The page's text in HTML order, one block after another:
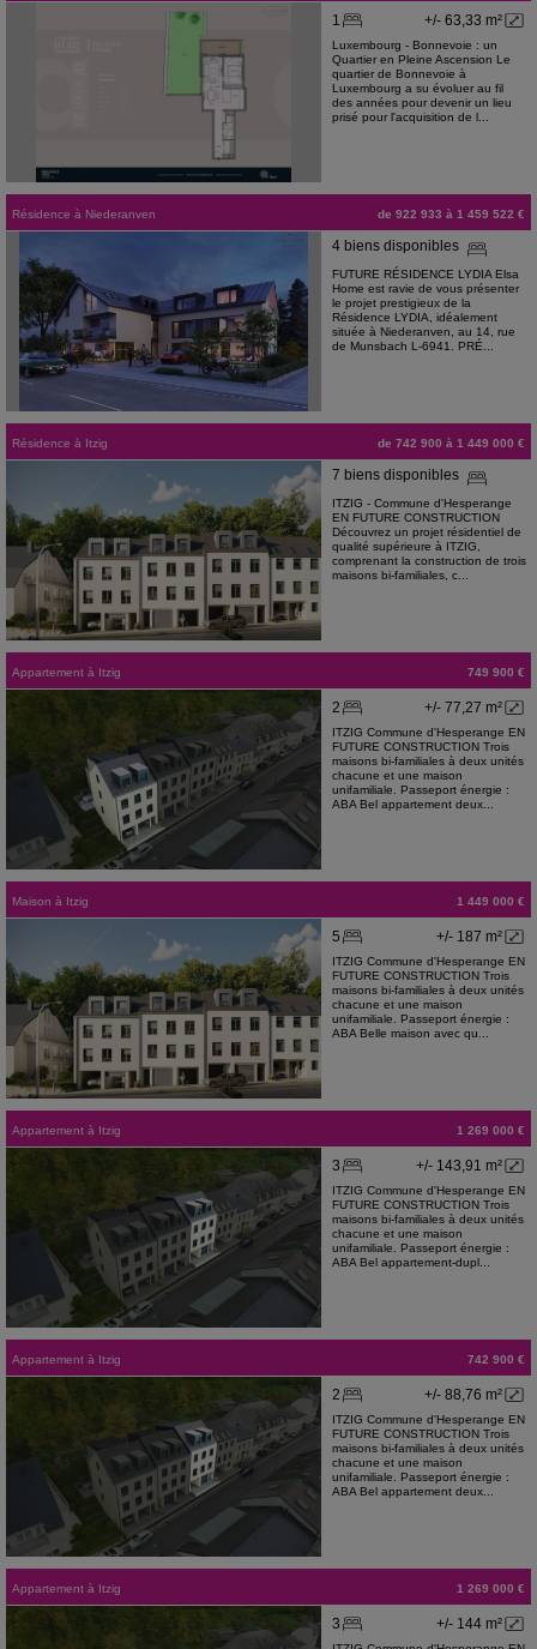
+/- 63,33 m²
1
Luxembourg - Bonnevoie : un
Quartier en Pleine Ascension Le
quartier de Bonnevoie à
Luxembourg a su évoluer au fil
des années pour devenir un lieu
prisé pour l'acquisition de l...
Résidence à Niederanven de 922 933 à 1 459 522 €
4 biens disponibles
FUTURE RÉSIDENCE LYDIA Elsa
Home est ravie de vous présenter
le projet prestigieux de la
Résidence LYDIA, idéalement
située à Niederanven, au 14, rue
de Munsbach L-6941. PRÉ...
Résidence à Itzig de 742 900 à 1 449 000 €
7 biens disponibles
ITZIG - Commune d'Hesperange
EN FUTURE CONSTRUCTION
Découvrez un projet résidentiel de
qualité supérieure à ITZIG,
comprenant la construction de trois
maisons bi-familiales, c...
Appartement à Itzig 749 900 €
+/- 77,27 m²
2
ITZIG Commune d'Hesperange EN
FUTURE CONSTRUCTION Trois
maisons bi-familiales à deux unités
chacune et une maison
unifamiliale. Passeport énergie :
ABA Bel appartement deux...
Maison à Itzig 1 449 000 €
+/- 187 m²
5
ITZIG Commune d'Hesperange EN
FUTURE CONSTRUCTION Trois
maisons bi-familiales à deux unités
chacune et une maison
unifamiliale. Passeport énergie :
ABA Belle maison avec qu...
Appartement à Itzig 1 269 000 €
+/- 143,91 m²
3
ITZIG Commune d'Hesperange EN
FUTURE CONSTRUCTION Trois
maisons bi-familiales à deux unités
chacune et une maison
unifamiliale. Passeport énergie :
ABA Bel appartement-dupl...
Appartement à Itzig 742 900 €
+/- 88,76 m²
2
ITZIG Commune d'Hesperange EN
FUTURE CONSTRUCTION Trois
maisons bi-familiales à deux unités
chacune et une maison
unifamiliale. Passeport énergie :
ABA Bel appartement deux...
Appartement à Itzig 1 269 000 €
+/- 144 m²
3